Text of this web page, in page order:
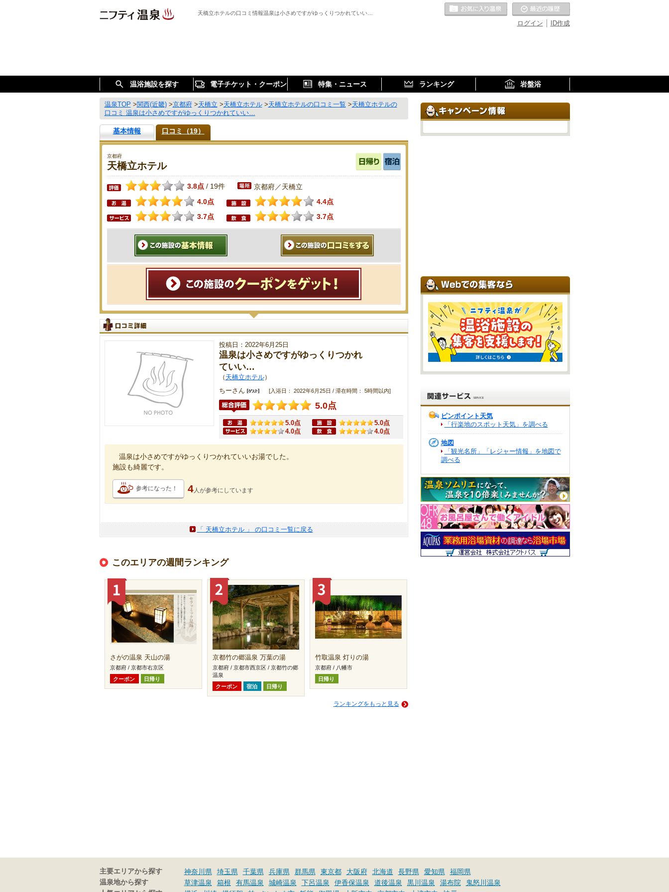
天橋立ホテルの口コミ情報温泉は小さめですがゆっくりつかれていい…
ID作成
ログイン
お気に入りの温泉
温浴施設を探す 電子チケット・クーポン 特集・ニュース ランキング 岩盤浴
温泉TOP >関西(近畿)>京都府>天橋立 >天橋立ホテル>天橋立ホテルの口コミ一覧 >天橋立ホテルの
口コミ 温泉は小さめですがゆっくりつかれていい…
基本情報 口コミ（19）
京都府
天橋立ホテル
3.8点 / 19件 京都府／天橋立
4.0点
4.4点
3.7点
3.7点
投稿日：2022年6月25日
温泉は小さめですがゆっくりつかれ
ていい…
（ 天橋立ホテル）
ちーさん
[入浴日： 2022年6月25日 / 滞在時間： 5時間以内]
5.0点
5.0点
5.0点
4.0点
4.0点
温泉は小さめですがゆっくりつかれていいお湯でした。
施設も綺麗です。
参考になった！ 4人が参考にしています
「 天橋立ホテル 」 の口コミ一覧に戻る
このエリアの週間ランキング
さがの温泉 天山の湯
京都府 / 京都市右京区
クーポン
日帰り
京都竹の郷温泉 万葉の湯
京都府 / 京都市西京区 / 京都竹の郷
温泉
クーポン
宿泊 日帰り
竹取温泉 灯りの湯
京都府 / 八幡市
日帰り
ランキングをもっと見る
ピンポイント天気
「行楽地のスポット天気」を調べる
地図
「観光名所」「レジャー情報」を地図で
調べる
主要エリアから探す 神奈川県 埼玉県 千葉県 兵庫県 群馬県 東京都 大阪府 北海道 長野県 愛知県 福岡県
温泉地から探す 草津温泉 箱根 有馬温泉 城崎温泉 下呂温泉 伊香保温泉 道後温泉 黒川温泉 湯布院 鬼怒川温泉